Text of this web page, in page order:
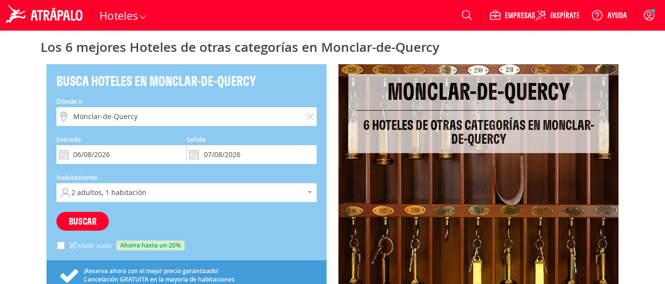
Hoteles Login
Los 6 mejores Hoteles de otras categorías en Monclar-de-Quercy
BUSCA HOTELES EN MONCLAR-DE-QUERCY
Dónde ir
Entrada Salida
Habitaciones
BUSCAR
Añadir vuelo ahorra hasta un 20%
¡Reserva ahora con el mejor precio garantizado!
Cancelación GRATUITAen la mayoría de habitaciones
MONCLAR-DE-QUERCY
6 HOTELES DE OTRAS CATEGORÍAS EN MONCLAR-
DE-QUERCY